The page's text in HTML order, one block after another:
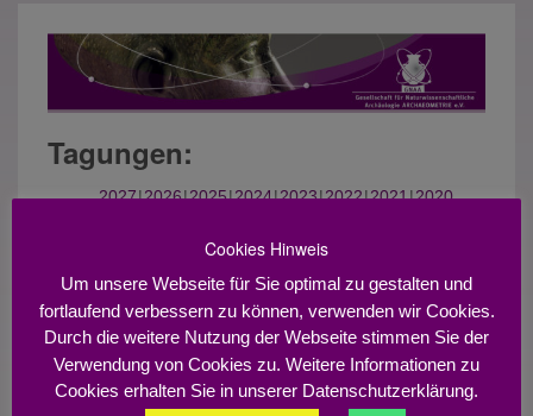
Tagungen:
2027 2026 2025 2024 2023 2022 2021 2020
Event Information:
TUE
28
MAR
2023
FRI
31
MAR
2023
Jahrestagung „ARCHÄOMETRIE
UND DENKMALPFLEGE 2023“
Mannheim
Jahrestagung „ARCHÄOMETRIE UND
DENKMALPFLEGE 2023“ vom 28. bis
Cookies Hinweis
Um unsere Webseite für Sie optimal zu gestalten und
fortlaufend verbessern zu können, verwenden wir Cookies.
Durch die weitere Nutzung der Webseite stimmen Sie der
Verwendung von Cookies zu. Weitere Informationen zu
Cookies erhalten Sie in unserer Datenschutzerklärung.